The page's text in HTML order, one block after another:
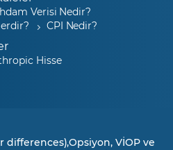
Verisi Nedir?
CPI Nedir?
Hisse
differences),Opsiyon, VİOP ve